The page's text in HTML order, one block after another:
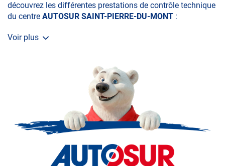
découvrez les différentes prestations de contrôle technique
du centre AUTOSUR SAINT-PIERRE-DU-MONT :
• le contrôle technique obligatoire
• le contrôle des véhicules hybrides ou électriques
• le contrôle technique des véhicules GPL/Gaz*
• le contrôle de la Catégorie L (moto, scooter, mobylette, 3
roues, quad, voiturette, voiture sans permis)
Voir plus